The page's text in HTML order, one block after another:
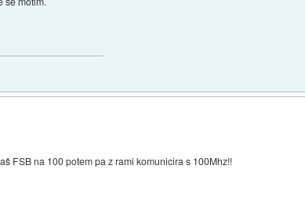
FSB na 100 potem pa z rami komunicira s 100Mhz!!